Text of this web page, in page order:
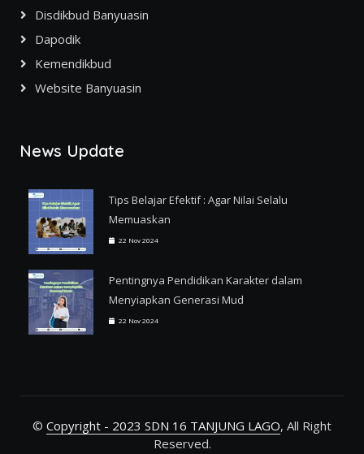
Disdikbud Banyuasin
Dapodik
Kemendikbud
Website Banyuasin
News Update
Tips Belajar Efektif : Agar Nilai Selalu
Memuaskan
22 Nov 2024
Pentingnya Pendidikan Karakter dalam
Menyiapkan Generasi Mud
22 Nov 2024
© Copyright - 2023 SDN 16 TANJUNG LAGO, All Right
Reserved.